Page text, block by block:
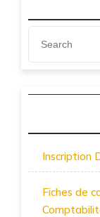
Inscription
Fiches de